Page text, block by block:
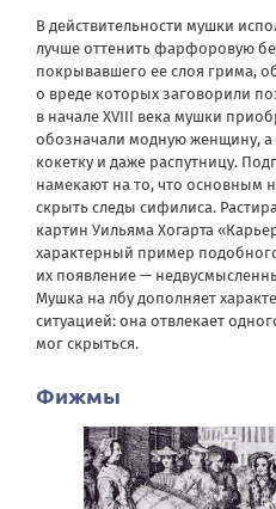
В действительности мушки
лучше оттенить фарфоровую
покрывавшего ее слоя грима,
о вреде которых заговорили
в начале XVIII века мушки
обозначали модную женщину, а
кокетку и даже распутницу.
намекают на то, что основным
скрыть следы сифилиса.
картин Уильяма Хогарта
характерный пример
их появление —
Мушка на лбу дополняет
ситуацией: она отвлекает
мог скрыться.
Фижмы